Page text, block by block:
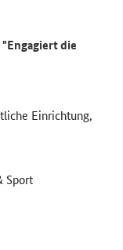
die
Einrichtung,
Sport